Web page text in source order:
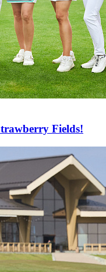
Fields!